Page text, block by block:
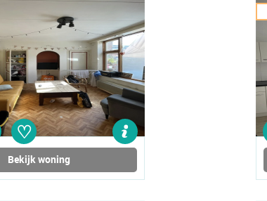
♡
Bekijk woning